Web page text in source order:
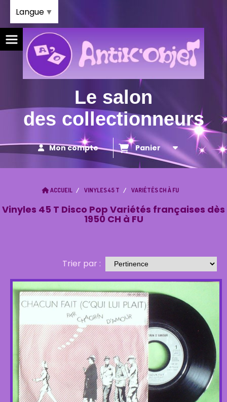
Le salon
des collectionneurs
Mon compte Panier
ACCUEIL VINYLES 45 T VARIÉTÉS CH À FU
Vinyles 45 T Disco Pop Variétés françaises dès
1950 CH à FU
Trier par :
Langue ▼